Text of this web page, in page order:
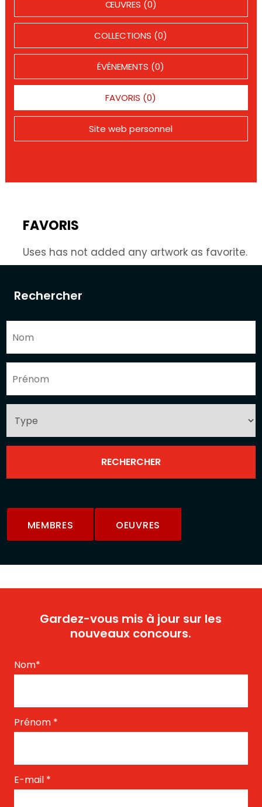
Rechercher
MEMBRES OEUVRES
ŒUVRES (0)
COLLECTIONS (0)
ÉVÉNEMENTS (0)
FAVORIS (0)
Site web personnel
FAVORIS
Uses has not added any artwork as favorite.
Gardez-vous mis à jour sur les
nouveaux concours.
Nom*
Prénom *
E-mail *